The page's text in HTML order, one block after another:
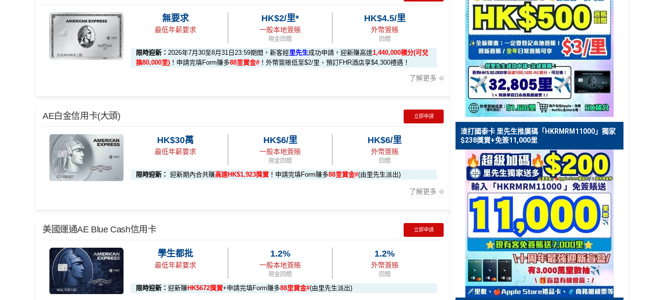
迎新項目 條件 (於首3個月內做)
🎯 第一階段：開卡必做 (登記特別優惠)
登記特別推廣
HK$10,000）
📍登記優惠 2： https://shorturl.at/YNQXl
(為下階段疊加倍數積分作準備)
🎯 第二階段：本地迎新簽賬獎賞 (累積簽滿 HK$8,000 本地簽賬)
(相當於 5,333 里數)
本地簽賬 6X 積分 (第一階
段已登記)
上述 HK$8,000 本地簽賬*6X 積分
48,000 AE積分
(相當於 2,667 里數)
無要求
最低年薪要求
HK$2/里*
一般本地簽賬
現金回贈
HK$4.5/里
外幣簽賬
回贈
限時迎新： 2026年7月30至8月31日23:59期間，新客經里先生成功申請，迎新賺高達1,440,000積分(可兌
換80,000里) ！申請完填Form賺多88里賞金# ！外幣簽賬低至$2/里、預訂FHR酒店享$4,300禮遇！
了解更多
🎁迎新禮遇 AE白金卡里先生優惠
優惠期：2026年7月30日至8月31日23:59期間 ，年費HK$9,500，無得傾必需俾，留意 新客
之客戶迎新
有唔同全新美國運通基本卡會員* ：迎新高達 (可換80,000里) +88里賞金#(由里先生派出)迎新資格：
現時或於申請日期起計過去 12 個月內 未曾持有或取消 任何由美國運通香港批核的信用卡或簽賬卡之基本卡會員。
簽賬回
贈
00
144萬積
首6個月內 累積簽賬滿HK$6萬有66萬積分於第15至17個月期間，進行一次任何金額的合資格簽賬再有
AE白金信用卡(大頭) 立即申請
HK$30萬
最低年薪要求
HK$6/里
一般本地簽賬
現金回贈
HK$6/里
外幣簽賬
回贈
限時迎新： 迎新期內合共賺高達HK$1,923獎賞 ！申請完填Form賺多88里賞金#(由里先生派出)
了解更多
🎁迎新禮遇
首3個月內成功簽賬一次: 享
HK$300簽賬回贈
首3個月內成功簽賬滿HK$10,000: 享
HK$700簽賬回贈
基本卡批核後首3個月內每HK$1=5美國運通積分，可賺取高達240,000積分，（以Amex Travel換機票酒店(ATO)或
美國運通AE Blue Cash信用卡 立即申請
學生都批
最低年薪要求
1.2%
一般本地簽賬
現金回贈
1.2%
外幣簽賬
回贈
限時迎新： 迎新賺HK$672獎賞+申請完填Form賺多88里賞金#(由里先生派出)
渣打國泰卡 里先生推廣碼「HKRMRM11000」獨家
$238獎賞+免簽11,000里